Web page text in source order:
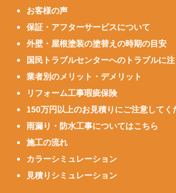
お客様の声
保証・アフターサービスについて
外壁・屋根塗装の塗替えの時期の目安
国民トラブルセンターへのトラブルに注
業者別のメリット・デメリット
リフォーム工事瑕疵保険
150万円以上のお見積りにご注意してく
雨漏り・防水工事についてはこちら
施工の流れ
カラーシミュレーション
見積りシミュレーション